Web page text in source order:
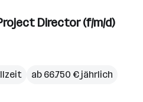
Director (f/m/d)
ab 66.750 € jährlich